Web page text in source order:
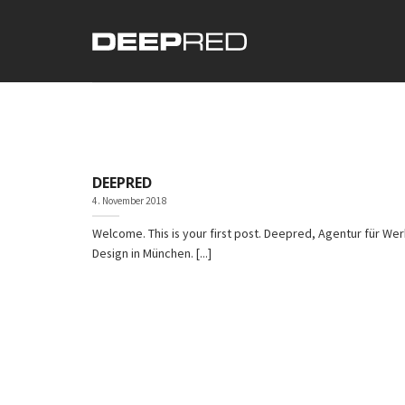
DEEPRED
4. November 2018
Welcome. This is your first post. Deepred, Agentur für
Design in München. [...]